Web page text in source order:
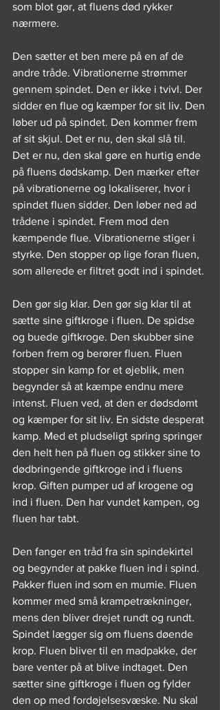
som blot gør, at fluens død rykker
nærmere.
Den sætter et ben mere på en af de
andre tråde. Vibrationerne strømmer
gennem spindet. Den er ikke i tvivl. Der
sidder en flue og kæmper for sit liv. Den
løber ud på spindet. Den kommer frem
af sit skjul. Det er nu, den skal slå til.
Det er nu, den skal gøre en hurtig ende
på fluens dødskamp. Den mærker efter
på vibrationerne og lokaliserer, hvor i
spindet fluen sidder. Den løber ned ad
trådene i spindet. Frem mod den
kæmpende flue. Vibrationerne stiger i
styrke. Den stopper op lige foran fluen,
som allerede er filtret godt ind i spindet.
Den gør sig klar. Den gør sig klar til at
sætte sine giftkroge i fluen. De spidse
og buede giftkroge. Den skubber sine
forben frem og berører fluen. Fluen
stopper sin kamp for et øjeblik, men
begynder så at kæmpe endnu mere
intenst. Fluen ved, at den er dødsdømt
og kæmper for sit liv. En sidste desperat
kamp. Med et pludseligt spring springer
den helt hen på fluen og stikker sine to
dødbringende giftkroge ind i fluens
krop. Giften pumper ud af krogene og
ind i fluen. Den har vundet kampen, og
fluen har tabt.
Den fanger en tråd fra sin spindekirtel
og begynder at pakke fluen ind i spind.
Pakker fluen ind som en mumie. Fluen
kommer med små krampetrækninger,
mens den bliver drejet rundt og rundt.
Spindet lægger sig om fluens døende
krop. Fluen bliver til en madpakke, der
bare venter på at blive indtaget. Den
sætter sine giftkroge i fluen og fylder
den op med fordøjelsesvæske. Nu skal